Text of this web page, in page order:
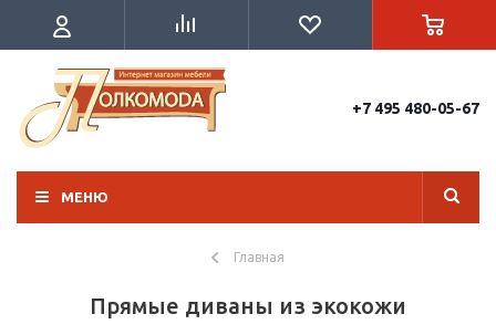
+7 495 480-05-67
МЕНЮ
Главная
Прямые диваны из экокожи